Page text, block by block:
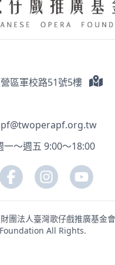
區軍校路51號5樓
一～週五 9:00～18:00
團法人臺灣歌仔戲推廣基金
All Rights.